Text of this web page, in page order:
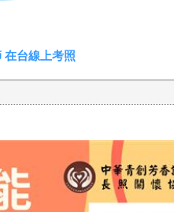
在台線上考照